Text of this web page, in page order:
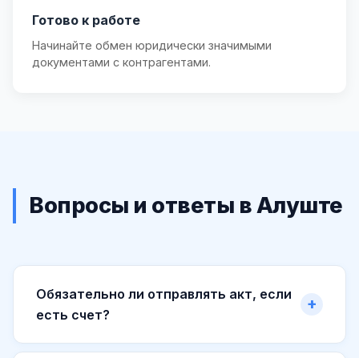
Готово к работе
Начинайте обмен юридически значимыми
документами с контрагентами.
Вопросы и ответы в Алуште
Обязательно ли отправлять акт, если
есть счет?